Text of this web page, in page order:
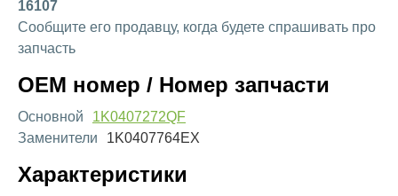
16107
Сообщите его продавцу, когда будете спрашивать про
запчасть
OEM номер / Номер запчасти
Основной
1K0407272QF
Заменители
1K0407764EX
Характеристики